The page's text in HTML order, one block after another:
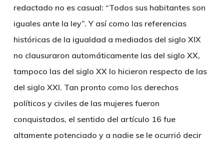
redactado no es casual: “Todos sus habitantes son
iguales ante la ley”. Y así como las referencias
históricas de la igualdad a mediados del siglo XIX
no clausuraron automáticamente las del siglo XX,
tampoco las del siglo XX lo hicieron respecto de las
del siglo XXI. Tan pronto como los derechos
políticos y civiles de las mujeres fueron
conquistados, el sentido del artículo 16 fue
altamente potenciado y a nadie se le ocurrió decir